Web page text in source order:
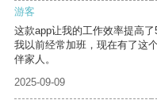
游客
这款app让我的工作效率提高
我以前经常加班，现在有了这
伴家人。
2025-09-09